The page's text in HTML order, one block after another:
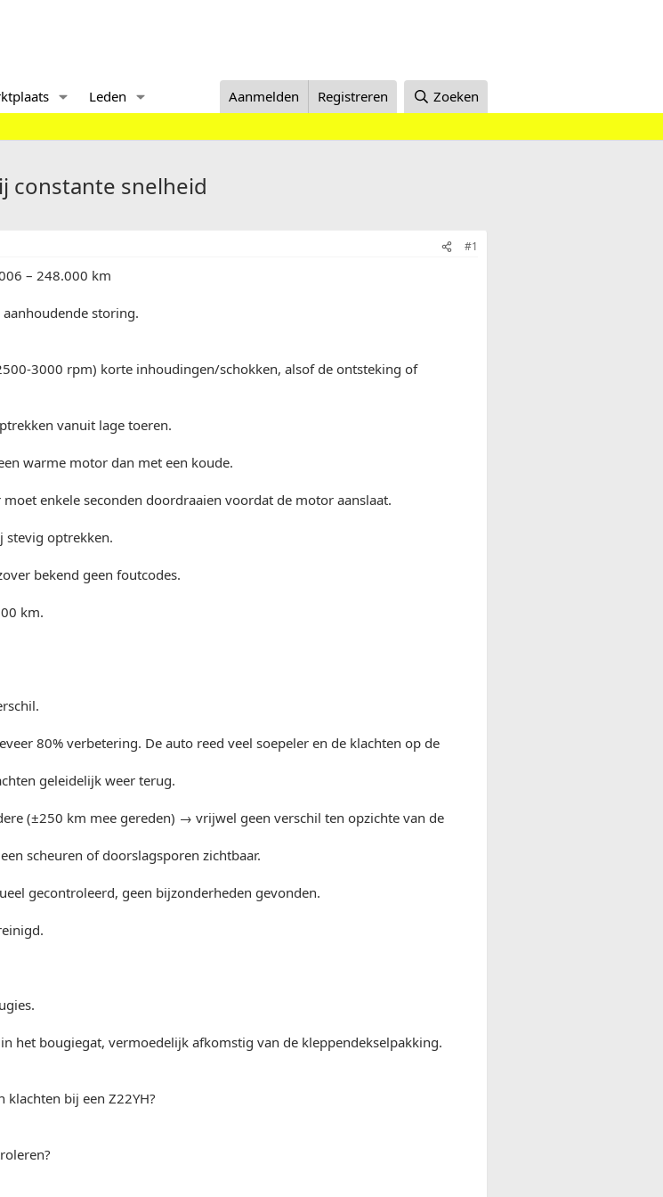
Leden Aanmelden Registreren Zoeken
constante snelheid
#1
– 248.000 km
storing.
3000 rpm) korte inhoudingen/schokken, alsof de ontsteking of
vanuit lage toeren.
warme motor dan met een koude.
enkele seconden doordraaien voordat de motor aanslaat.
stevig optrekken.
bekend geen foutcodes.
km.
80% verbetering. De auto reed veel soepeler en de klachten op de
geleidelijk weer terug.
(±250 km mee gereden) → vrijwel geen verschil ten opzichte van de
scheuren of doorslagsporen zichtbaar.
gecontroleerd, geen bijzonderheden gevonden.
het bougiegat, vermoedelijk afkomstig van de kleppendekselpakking.
bij een Z22YH?